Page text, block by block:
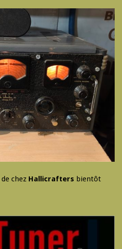
de chez Hallicrafters bientôt